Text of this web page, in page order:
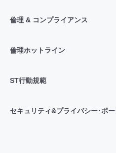
倫理 & コンプライアンス
倫理ホットライン
ST行動規範
セキュリティ&プライバシー･ポ